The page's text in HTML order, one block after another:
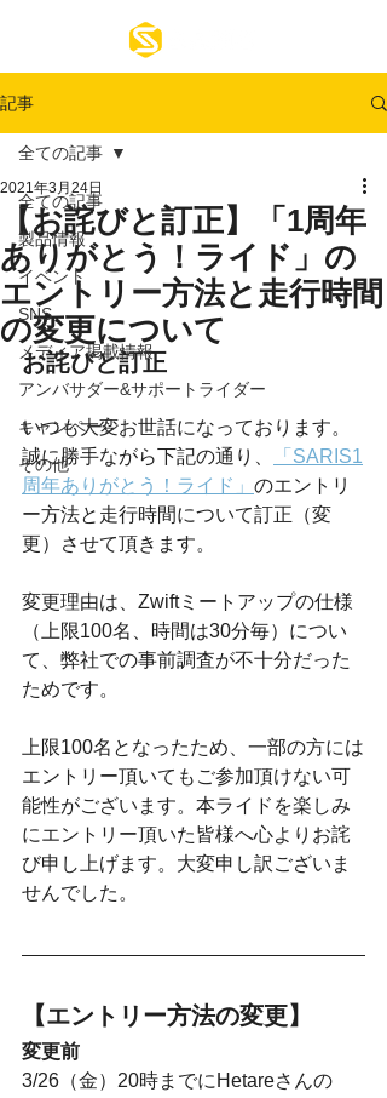
記事
全ての記事
製品情報
イベント
SNS
メディア掲載情報
アンバサダー&サポートライダー
キャンペーン
その他
全ての記事
【お詫びと訂正】「1周年
ありがとう！ライド」の
エントリー方法と走行時間
の変更について
2021年3月24日
お詫びと訂正
いつも大変お世話になっております。
誠に勝手ながら下記の通り、
「SARIS1
周年ありがとう！ライド」 のエントリ
ー方法と走行時間について訂正（変
更）させて頂きます。
変更理由は、Zwiftミートアップの仕様
（上限100名、時間は30分毎）につい
て、弊社での事前調査が不十分だった
ためです。
上限100名となったため、一部の方には
エントリー頂いてもご参加頂けない可
能性がございます。本ライドを楽しみ
にエントリー頂いた皆様へ心よりお詫
び申し上げます。大変申し訳ございま
せんでした。
【エントリー方法の変更】
変更前
3/26（金）20時までにHetareさんの